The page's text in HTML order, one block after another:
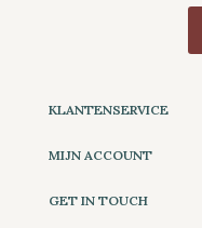
KLANTENSERVICE
MIJN ACCOUNT
GET IN TOUCH